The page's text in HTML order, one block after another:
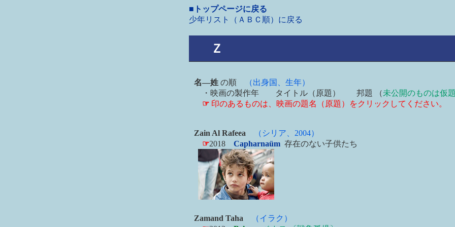
■トップページに戻る
少年リスト（ＡＢＣ順）に戻る
Ｚ
名―姓 の順
（出身国、生年）
・映画の製作年 タイトル（原題） 邦題 （未公開のものは仮
☞ 印のあるものは、映画の題名（原題）をクリックしてください。
Zain Al Rafeea （シリア、2004）
☞2018 Capharnaüm 存在のない子供たち
Zamand Taha （イラク ）